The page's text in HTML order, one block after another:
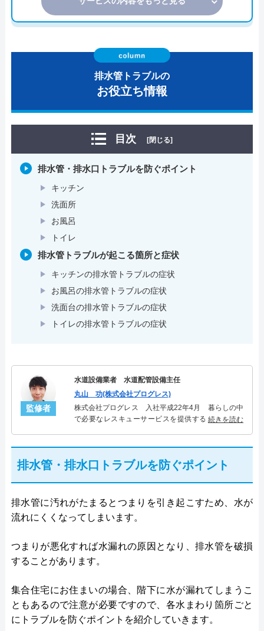
排水管トラブルの
お役立ち情報
目次 [閉じる]
排水管・排水口トラブルを防ぐポイント
キッチン
洗面所
お風呂
トイレ
排水管トラブルが起こる箇所と症状
キッチンの排水管トラブルの症状
お風呂の排水管トラブルの症状
洗面台の排水管トラブルの症状
トイレの排水管トラブルの症状
監修者
水道設備業者 水道配管設備主任
丸山 功(株式会社プログレス)
株式会社プログレス 入社平成22年4月 暮らしの中
で必要なレスキューサービスを提供する株式会社プ
シャリスト。
続きを読む
排水管・排水口トラブルを防ぐポイント
排水管に汚れがたまるとつまりを引き起こすため、水が
流れにくくなってしまいます。
つまりが悪化すれば水漏れの原因となり、排水管を破損
することがあります。
集合住宅にお住まいの場合、階下に水が漏れてしまうこ
ともあるので注意が必要ですので、各水まわり箇所ごと
にトラブルを防ぐポイントを紹介していきます。